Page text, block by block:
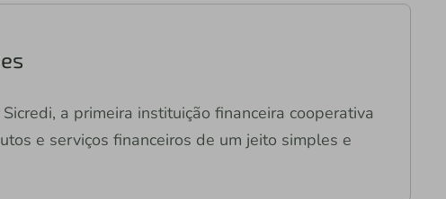
a primeira instituição financeira cooperativa
e serviços financeiros de um jeito simples e